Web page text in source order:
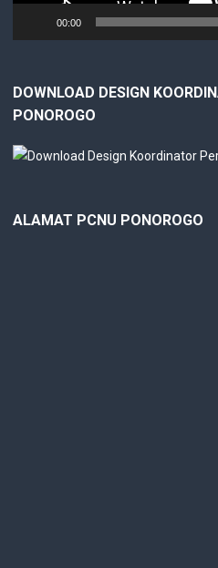
00:00
DOWNLOAD DESIGN
PONOROGO
ALAMAT PCNU PONOROGO